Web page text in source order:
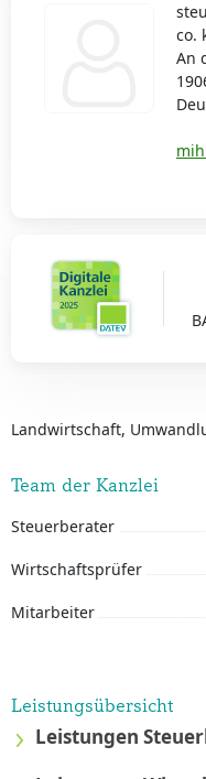
Landwirtschaft,
Team der Kanzlei
Steuerberater
Wirtschaftsprüfer
Mitarbeiter
Leistungsübersicht
Leistungen
co.
An